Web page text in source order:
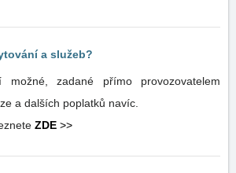
a služeb?
možné, zadané přímo provozovatelem
a dalších poplatků navíc.
ZDE >>